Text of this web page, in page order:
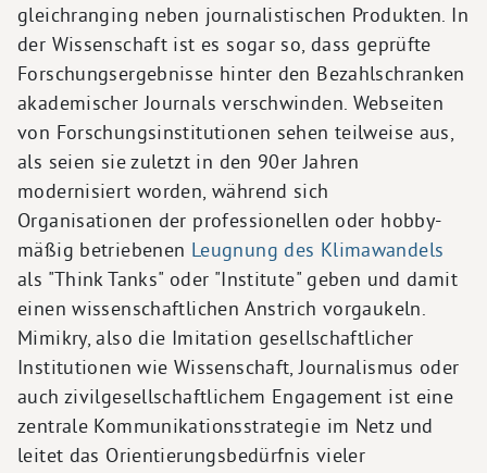
gleichranging neben journalistischen Produkten. In
der Wissenschaft ist es sogar so, dass geprüfte
Forschungsergebnisse hinter den Bezahlschranken
akademischer Journals verschwinden. Webseiten
von Forschungsinstitutionen sehen teilweise aus,
als seien sie zuletzt in den 90er Jahren
modernisiert worden, während sich
Organisationen der professionellen oder hobby-
mäßig betriebenen Leugnung des Klimawandels
als "Think Tanks" oder "Institute" geben und damit
einen wissenschaftlichen Anstrich vorgaukeln.
Mimikry, also die Imitation gesellschaftlicher
Institutionen wie Wissenschaft, Journalismus oder
auch zivilgesellschaftlichem Engagement ist eine
zentrale Kommunikationsstrategie im Netz und
leitet das Orientierungsbedürfnis vieler